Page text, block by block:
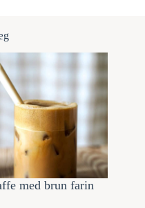
med brun farin